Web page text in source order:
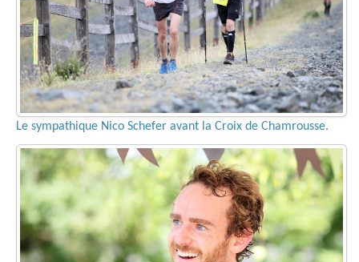
Le sympathique Nico Schefer avant la Croix de Chamrousse.